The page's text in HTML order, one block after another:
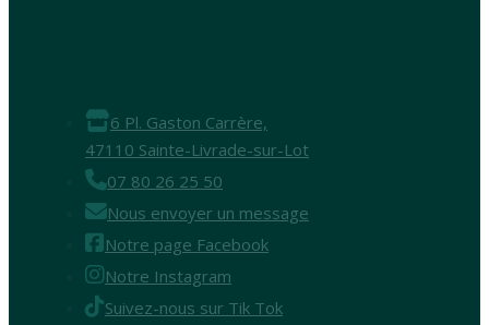
6 Pl. Gaston Carrère,
47110 Sainte-Livrade-sur-Lot
07 80 26 25 50
Nous envoyer un message
Notre page Facebook
Notre Instagram
Suivez-nous sur Tik Tok